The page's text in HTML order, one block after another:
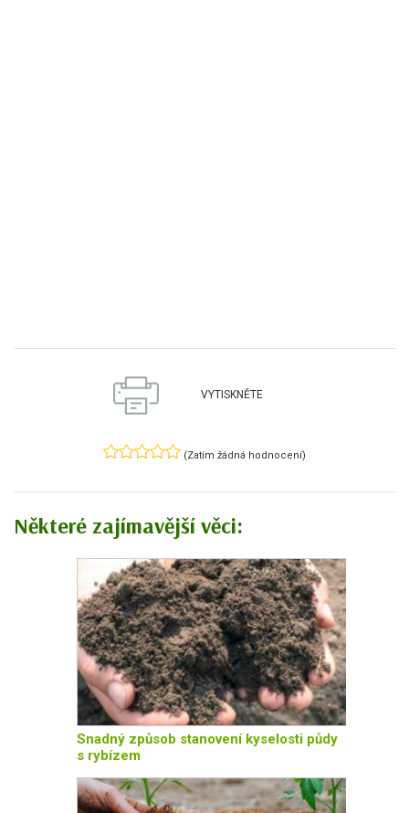
VYTISKNĚTE
(Zatím žádná hodnocení)
Některé zajímavější věci:
Snadný způsob stanovení kyselosti půdy
s rybízem